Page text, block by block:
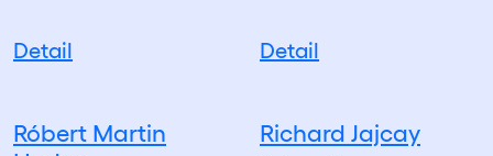
Detail Detail
Róbert Martin
Richard Jajcay